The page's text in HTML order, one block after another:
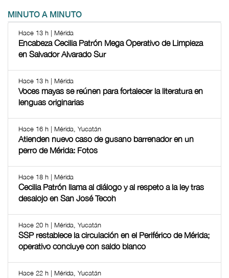
MINUTO A MINUTO
Hace 13 h | Mérida
Encabeza Cecilia Patrón Mega Operativo de Limpieza
en Salvador Alvarado Sur
Hace 13 h | Mérida
Voces mayas se reúnen para fortalecer la literatura en
lenguas originarias
Hace 16 h | Mérida, Yucatán
Atienden nuevo caso de gusano barrenador en un
perro de Mérida: Fotos
Hace 18 h | Mérida
Cecilia Patrón llama al diálogo y al respeto a la ley tras
desalojo en San José Tecoh
Hace 20 h | Mérida, Yucatán
SSP restablece la circulación en el Periférico de Mérida;
operativo concluye con saldo blanco
Hace 22 h | Mérida, Yucatán